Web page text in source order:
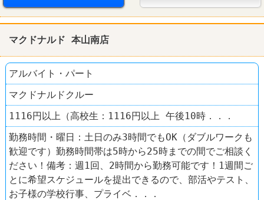
マクドナルド 本山南店
アルバイト・パート
マクドナルドクルー
1116円以上（高校生：1116円以上 午後10時．．．
勤務時間・曜日：土日のみ3時間でもOK（ダブルワークも
歓迎です）勤務時間帯は5時から25時までの間でご相談く
ださい！備考：週1回、2時間から勤務可能です！1週間ご
とに希望スケジュールを提出できるので、部活やテスト、
お子様の学校行事、プライベ．．．